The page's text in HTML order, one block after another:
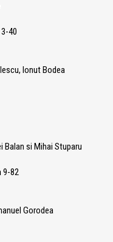
3-40
Ionut Bodea
Balan si Mihai Stuparu
9-82
Gorodea